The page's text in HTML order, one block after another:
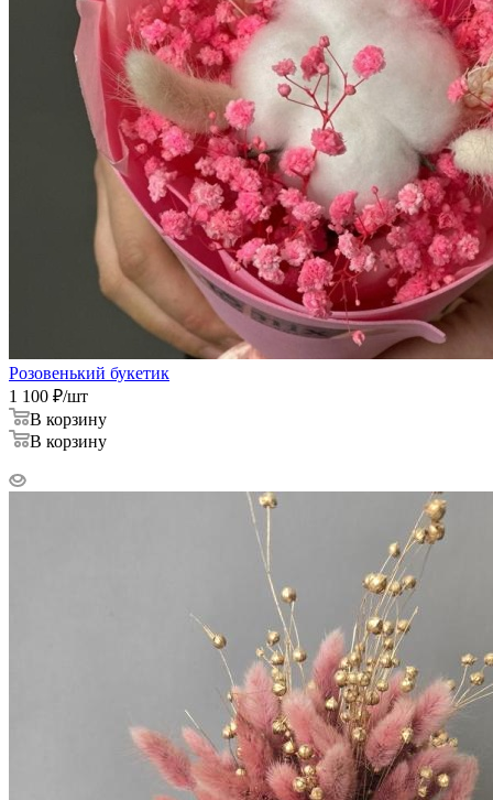
Розовенький букетик
1 100 ₽/шт
В корзину
В корзину